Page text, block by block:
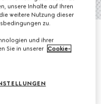
unsere Inhalte auf Ihren
weitere Nutzung dieser
zu.
und ihrer
Sie in unserer Cookie-